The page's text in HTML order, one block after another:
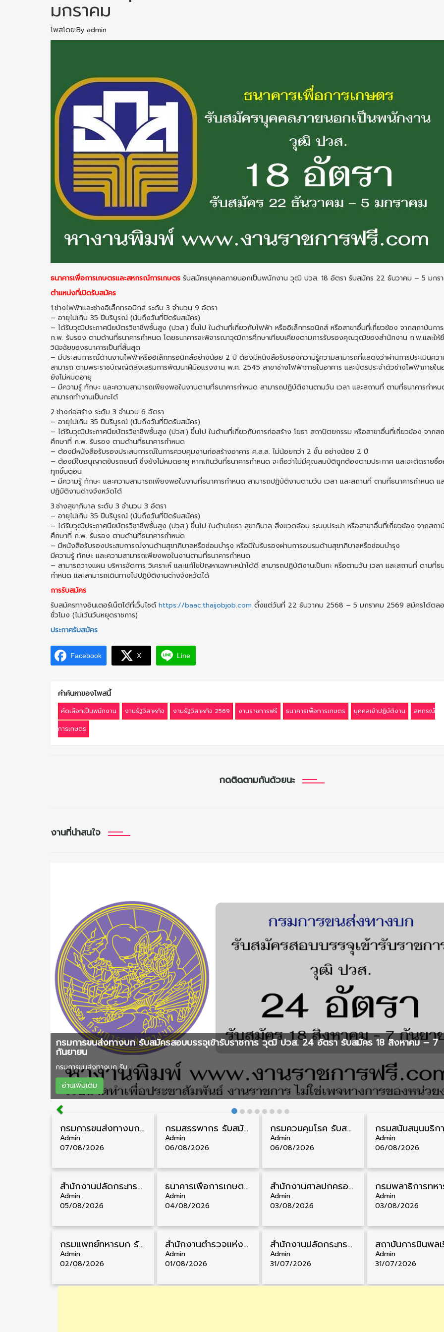
มกราคม
โพสโดย:By admin
ธนาคารเพื่อการเกษตรและสหกรณ์การเกษตร รับสมัครบุคคลภายนอกเป็นพนักงาน วุฒิ ปวส. 18 อัตรา รับสมัคร 22 ธันวาคม – 5 มกร
ตำแหน่งที่เปิดรับสมัคร
1.ช่างไฟฟ้าและช่างอิเล็กทรอนิกส์ ระดับ 3 จำนวน 9 อัตรา
– อายุไม่เกิน 35 ปีบริบูรณ์ (นับถึงวันที่ปิดรับสมัคร)
– ได้รับวุฒิประกาศนียบัตรวิชาชีพชั้นสูง (ปวส.) ขึ้นไป ในด้านที่เกี่ยวกับไฟฟ้า หรืออิเล็กทรอนิกส์ หรือสาขาอื่นที่เกี่ยวข้อง จากสถาบันกา
ก.พ. รับรอง ตามด้านที่ธนาคารกำหนด โดยธนาคารจะพิจารณาวุฒิการศึกษาเทียบเคียงตามการรับรองคุณวุฒิของสำนักงาน ก.พ.และให้
วินิจฉัยของธนาคารเป็นที่สิ้นสุด
– มีประสบการณ์ด้านงานไฟฟ้าหรืออิเล็กทรอนิกส์อย่างน้อย 2 ปี ต้องมีหนังสือรับรองความรู้ความสามารถที่แสดงว่าผ่านการประเมินควา
สามารถ ตามพระราชบัญญัติส่งเสริมการพัฒนาฝีมือแรงงาน พ.ศ. 2545 สาขาช่างไฟฟ้าภายในอาคาร และบัตรประจำตัวช่างไฟฟ้าภายใน
ยังไม่หมดอายุ
– มีความรู้ ทักษะ และความสามารถเพียงพอในงานตามที่ธนาคารกำหนด สามารถปฏิบัติงานตามวัน เวลา และสถานที่ ตามที่ธนาคารกำหน
สามารถทำงานเป็นกะได้
2.ช่างก่อสร้าง ระดับ 3 จำนวน 6 อัตรา
– อายุไม่เกิน 35 ปีบริบูรณ์ (นับถึงวันที่ปิดรับสมัคร)
– ได้รับวุฒิประกาศนียบัตรวิชาชีพชั้นสูง (ปวส.) ขึ้นไป ในด้านที่เกี่ยวกับการก่อสร้าง โยธา สถาปัตยกรรม หรือสาขาอื่นที่เกี่ยวข้อง จากส
ศึกษาที่ ก.พ. รับรอง ตามด้านที่ธนาคารกำหนด
– ต้องมีหนังสือรับรองประสบการณ์ในการควบคุมงานก่อสร้างอาคาร ค.ส.ล. ไม่น้อยกว่า 2 ชั้น อย่างน้อย 2 ปี
– ต้องมีใบอนุญาตขับรถยนต์ ซึ่งยังไม่หมดอายุ หากเกินวันที่ธนาคารกำหนด จะถือว่าไม่มีคุณสมบัติถูกต้องตามประกาศ และจะตัดรายชื่
ทุกขั้นตอน
– มีความรู้ ทักษะ และความสามารถเพียงพอในงานที่ธนาคารกำหนด สามารถปฏิบัติงานตามวัน เวลา และสถานที่ ตามที่ธนาคารกำหนด แ
ปฏิบัติงานต่างจังหวัดได้
3.ช่างสุขาภิบาล ระดับ 3 จำนวน 3 อัตรา
– อายุไม่เกิน 35 ปีบริบูรณ์ (นับถึงวันที่ปิดรับสมัคร)
– ได้รับวุฒิประกาศนียบัตรวิชาชีพชั้นสูง (ปวส.) ขึ้นไป ในด้านโยธา สุขาภิบาล สิ่งแวดล้อม ระบบประปา หรือสาขาอื่นที่เกี่ยวข้อง จากสถา
ศึกษาที่ ก.พ. รับรอง ตามด้านที่ธนาคารกำหนด
– มีหนังสือรับรองประสบการณ์งานด้านสุขาภิบาลหรือซ่อมบำรุง หรือมีใบรับรองผ่านการอบรมด้านสุขาภิบาลหรือซ่อมบำรุง
มีความรู้ ทักษะ และความสามารถเพียงพอในงานตามที่ธนาคารกำหนด
– สามารถวางแผน บริหารจัดการ วิเคราะห์ และแก้ไขปัญหาเฉพาะหน้าได้ดี สามารถปฏิบัติงานเป็นกะ หรือตามวัน เวลา และสถานที่ ตามที่ธ
กำหนด และสามารถเดินทางไปปฏิบัติงานต่างจังหวัดได้
การรับสมัคร
รับสมัครทางอินเตอร์เน็ตได้ที่เว็บไซต์https://baac.thaijobjob.com ตั้งแต่วันที่ 22 ธันวาคม 2568 – 5 มกราคม 2569 สมัครได้ตล
ชั่วโมง (ไม่เว้นวันหยุดราชการ)
ประกาศรับสมัคร
Facebook X Line
คำค้นหาของโพสนี้
คัดเลือกเป็นพนักงาน งานรัฐวิสาหกิจ งานรัฐวิสาหกิจ 2569 งานราชการฟรี ธนาคารเพื่อการเกษตร บุคคลเข้าปฏิบัติงาน
สหกรณ์
การเกษตร
กดติดตามกันด้วยนะ
งานที่น่าสนใจ
กรมการขนส่งทางบก รับสมัครสอบบรรจุเข้ารับราชการ วุฒิ ปวส. 24 อัตรา รับสมัคร 18 สิงหาคม – 7
กันยายน
กรมการขนส่งทางบก รับ ...
อ่านเพิ่มเติม
กรมการขนส่งทางบก รับสมัครสอบบรรจุเข้ารับราชการ วุฒิ ปวส. 24 อัตรา รับสมัคร 18 สิงหาคม – 7 กันยายน
Admin
07/08/2026
กรมสรรพากร รับสมัครลูกจ้างชั่วคราว วุฒิ ปวช./ป.ตรี 138 อัตรา รับสมัคร 17 – 31 สิงหาคม
Admin
06/08/2026
กรมควบคุมโรค รับสมัครสอบบรรจุเข้ารับราชการ วุฒิ ปวส./ป.ตรี 17 อัตรา รับสมัคร 17 สิงหาคม – 4 กันยายน
Admin
06/08/2026
Admin
06/08/2026
สำนักงานปลัดกระทรวงสาธารณสุข รับสมัครพนักงานราชการรูปแบบพิเศษ วุฒิ ปวส./ป.ตรี 102 อัตรา รับสมัคร 17 – 28 สิงหาคม
Admin
05/08/2026
ธนาคารเพื่อการเกษตรและสหกรณ์การเกษตร รับสมัครบุคคลเพื่อเป็นผู้ช่วยพนักงาน วุฒิ ป.ตรี 5 อัตรา รับสมัคร 4 – 14 สิงหาคม
Admin
04/08/2026
สํานักงานศาลปกครอง รับสมัครสอบบรรจุเข้ารับราชการ วุฒิ ป.ตรี 72 อัตรา รับสมัคร 31 สิงหาคม – 18 กันยายน
Admin
03/08/2026
Admin
03/08/2026
กรมแพทย์ทหารบก รับสมัครพนักงานราชการ วุฒิ ม.3/ม.6/ปวช./ปวท./ปวส. 6 อัตรา รับสมัคร 3 – 7 สิงหาคม
Admin
02/08/2026
สำนักงานตำรวจแห่งชาติ รับสมัครสอบนายสิบตำรวจ วุฒิ ม.6/ปวช. 6,000 อัตรา รับสมัคร 8 – 19 สิงหาคม
Admin
01/08/2026
สำนักงานปลัดกระทรวงพาณิชย์ รับสมัครคัดเลือกพนักงานราชการ วุฒิ ปวส./ป.ตรี 11 อัตรา รับสมัคร 10 – 21 สิงหาคม
Admin
31/07/2026
Admin
31/07/2026